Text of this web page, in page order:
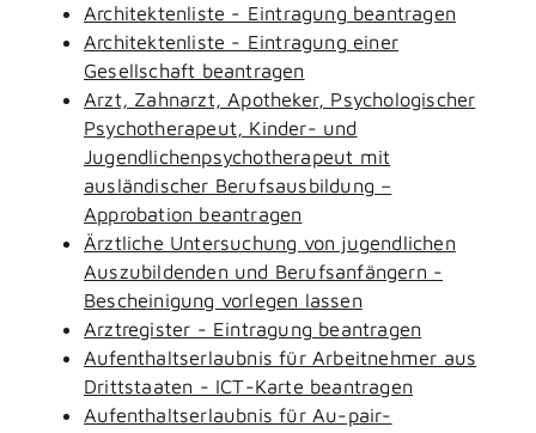
Architektenliste - Eintragung beantragen
Architektenliste - Eintragung einer
Gesellschaft beantragen
Arzt, Zahnarzt, Apotheker, Psychologischer
Psychotherapeut, Kinder- und
Jugendlichenpsychotherapeut mit
ausländischer Berufsausbildung –
Approbation beantragen
Ärztliche Untersuchung von jugendlichen
Auszubildenden und Berufsanfängern -
Bescheinigung vorlegen lassen
Arztregister - Eintragung beantragen
Aufenthaltserlaubnis für Arbeitnehmer aus
Drittstaaten - ICT-Karte beantragen
Aufenthaltserlaubnis für Au-pair-